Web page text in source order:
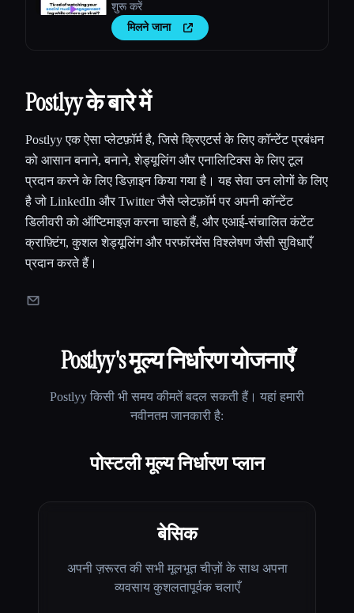
शुरू करें
मिलने जाना
Postlyy के बारे में
Postlyy एक ऐसा प्लेटफ़ॉर्म है, जिसे क्रिएटर्स के लिए कॉन्टेंट प्रबंधन
को आसान बनाने, बनाने, शेड्यूलिंग और एनालिटिक्स के लिए टूल
प्रदान करने के लिए डिज़ाइन किया गया है। यह सेवा उन लोगों के लिए
है जो LinkedIn और Twitter जैसे प्लेटफ़ॉर्म पर अपनी कॉन्टेंट
डिलीवरी को ऑप्टिमाइज़ करना चाहते हैं, और एआई-संचालित कंटेंट
क्राफ़्टिंग, कुशल शेड्यूलिंग और परफॉरमेंस विश्लेषण जैसी सुविधाएँ
प्रदान करते हैं।
Postlyy's मूल्य निर्धारण योजनाएँ
Postlyy किसी भी समय कीमतें बदल सकती हैं। यहां हमारी
नवीनतम जानकारी है:
पोस्टली मूल्य निर्धारण प्लान
बेसिक
अपनी ज़रूरत की सभी मूलभूत चीज़ों के साथ अपना
व्यवसाय कुशलतापूर्वक चलाएँ